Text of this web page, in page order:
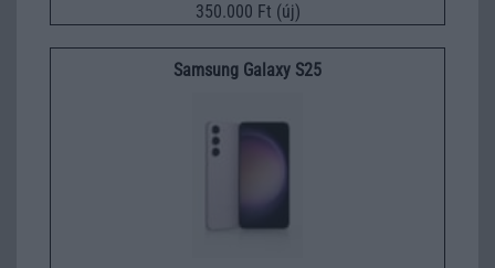
350.000 Ft (új)
Samsung Galaxy S25